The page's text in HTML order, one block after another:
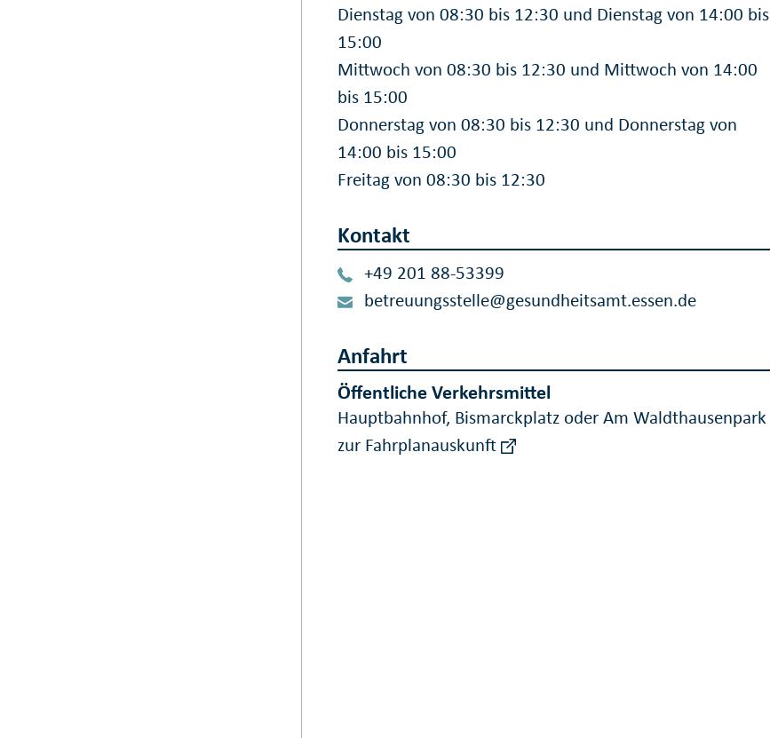
Dienstag von 08:30 bis 12:30 und Dienstag von 14:00 bis
15:00
Mittwoch von 08:30 bis 12:30 und Mittwoch von 14:00
bis 15:00
Donnerstag von 08:30 bis 12:30 und Donnerstag von
14:00 bis 15:00
Freitag von 08:30 bis 12:30
Kontakt
+49 201 88-53399
betreuungsstelle@gesundheitsamt.essen.de
Anfahrt
Öffentliche Verkehrsmittel
Hauptbahnhof, Bismarckplatz oder Am Waldthausenpark
zur Fahrplanauskunft